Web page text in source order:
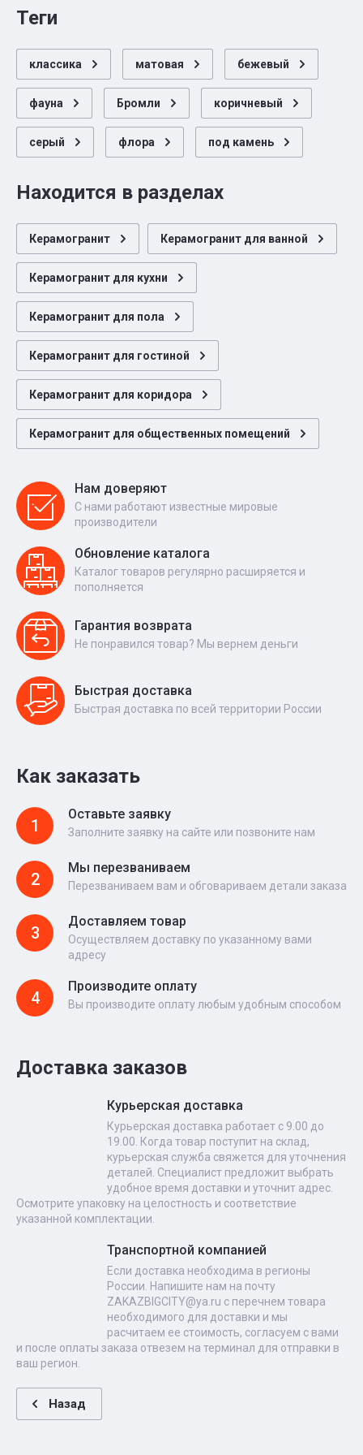
теги
классика матовая бежевый
фауна Бромли коричневый
серый флора под камень
Находится в разделах
Керамогранит Керамогранит для ванной
Керамогранит для кухни
Керамогранит для пола
Керамогранит для гостиной
Керамогранит для коридора
Керамогранит для общественных помещений
Нам доверяют
С нами работают известные мировые
производители
Обновление каталога
Каталог товаров регулярно расширяется и
пополняется
Гарантия возврата
Не понравился товар? Мы вернем деньги
Быстрая доставка
Быстрая доставка по всей территории России
Как заказать
1
Оставьте заявку
Заполните заявку на сайте или позвоните нам
2
Мы перезваниваем
Перезваниваем вам и обговариваем детали заказа
3
Доставляем товар
Осуществляем доставку по указанному вами
адресу
4
Производите оплату
Вы производите оплату любым удобным способом
Доставка заказов
Курьерская доставка
Курьерская доставка работает с 9.00 до
19.00. Когда товар поступит на склад,
курьерская служба свяжется для уточнения
деталей. Специалист предложит выбрать
удобное время доставки и уточнит адрес.
Осмотрите упаковку на целостность и соответствие
указанной комплектации.
Транспортной компанией
Если доставка необходима в регионы
России. Напишите нам на почту
ZAKAZBIGCITY@ya.ru с перечнем товара
необходимого для доставки и мы
расчитаем ее стоимость, согласуем с вами
и после оплаты заказа отвезем на терминал для отправки в
ваш регион.
Назад